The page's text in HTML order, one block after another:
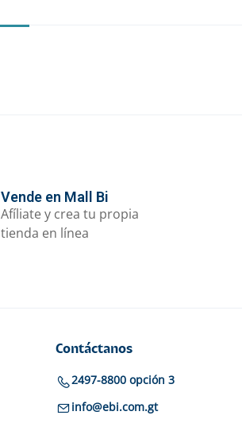
Vende en Mall Bi
Afíliate y crea tu propia
tienda en línea
Contáctanos
2497-8800 opción 3
info@ebi.com.gt